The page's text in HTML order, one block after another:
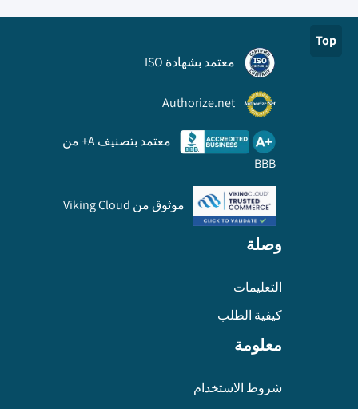
Top
معتمد بشهادة ISO
Authorize.net
معتمد بتصنيف A+ من
BBB
موثوق من Viking Cloud
وصلة
التعليمات
كيفية الطلب
معلومة
شروط الاستخدام